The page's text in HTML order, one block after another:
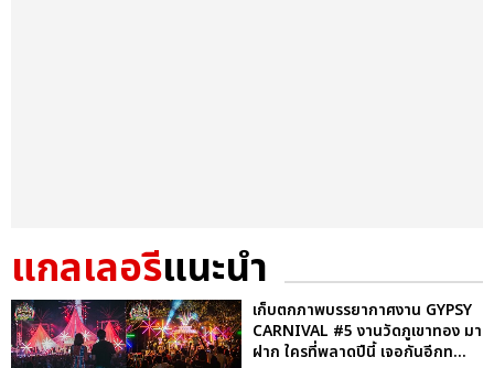
แกลเลอรีแนะนำ
เก็บตกภาพบรรยากาศงาน GYPSY
CARNIVAL #5 งานวัดภูเขาทอง มา
ฝาก ใครที่พลาดปีนี้ เจอกันอีกท...